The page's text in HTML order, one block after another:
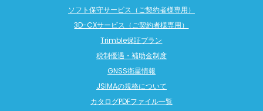
ソフト保守サービス（ご契約者様専用）
3D-CXサービス（ご契約者様専用）
Trimble保証プラン
税制優遇・補助金制度
GNSS衛星情報
JSIMAの規格について
カタログPDFファイル一覧